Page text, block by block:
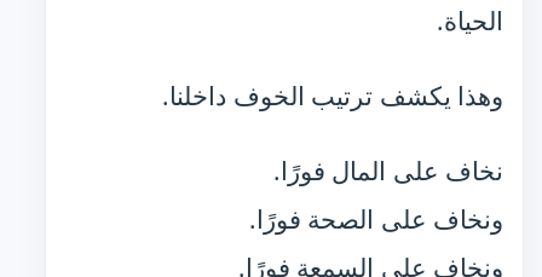
الحياة.
وهذا يكشف ترتيب الخوف داخلنا.
نخاف على المال فورًا.
ونخاف على الصحة فورًا.
ونخاف على السمعة فورًا.